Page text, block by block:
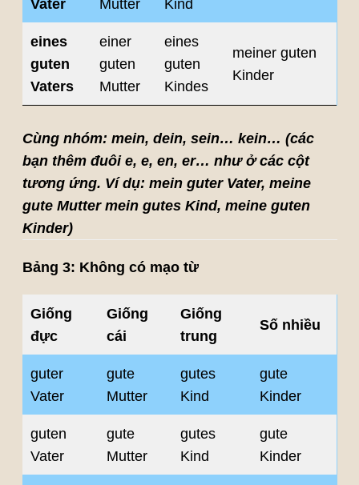
Vater Mutter Kind
eines
guten
Vaters
einer
guten
Mutter
eines
guten
Kindes
meiner guten
Kinder
Cùng nhóm: mein, dein, sein… kein… (các
bạn thêm đuôi e, e, en, er… như ở các cột
tương ứng. Ví dụ: mein guter Vater, meine
gute Mutter mein gutes Kind, meine guten
Kinder)
Bảng 3: Không có mạo từ
Giống
đực
Giống
cái
Giống
trung
Số nhiều
guter
Vater
gute
Mutter
gutes
Kind
gute
Kinder
guten
Vater
gute
Mutter
gutes
Kind
gute
Kinder